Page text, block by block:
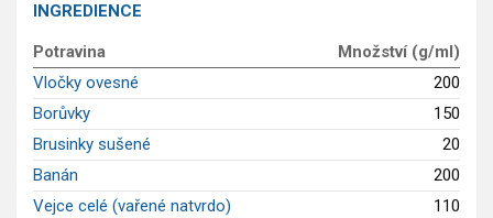
Dětské recepty
GLP-1 recepty
INGREDIENCE
Potravina
Množství (g/ml)
Vločky ovesné
200
Borůvky
150
Brusinky sušené
20
Banán
200
Vejce celé (vařené natvrdo)
110